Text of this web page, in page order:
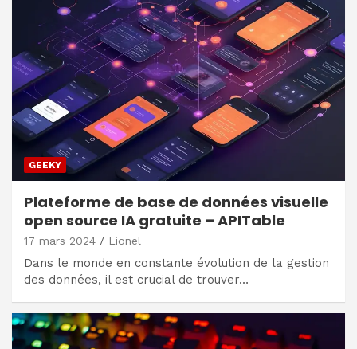
GEEKY
Plateforme de base de données visuelle
open source IA gratuite – APITable
17 mars 2024 Lionel
Dans le monde en constante évolution de la gestion
des données, il est crucial de trouver…